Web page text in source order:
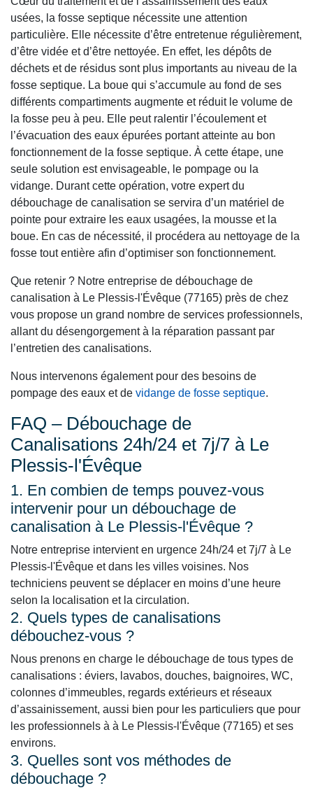
usées, la fosse septique nécessite une attention
particulière. Elle nécessite d’être entretenue régulièrement,
d’être vidée et d’être nettoyée. En effet, les dépôts de
déchets et de résidus sont plus importants au niveau de la
fosse septique. La boue qui s’accumule au fond de ses
différents compartiments augmente et réduit le volume de
la fosse peu à peu. Elle peut ralentir l’écoulement et
l’évacuation des eaux épurées portant atteinte au bon
fonctionnement de la fosse septique. À cette étape, une
seule solution est envisageable, le pompage ou la
vidange. Durant cette opération, votre expert du
débouchage de canalisation se servira d’un matériel de
pointe pour extraire les eaux usagées, la mousse et la
boue. En cas de nécessité, il procédera au nettoyage de la
fosse tout entière afin d’optimiser son fonctionnement.
Que retenir ? Notre entreprise de débouchage de
canalisation à Le Plessis-l'Évêque (77165) près de chez
vous propose un grand nombre de services professionnels,
allant du désengorgement à la réparation passant par
l’entretien des canalisations.
Nous intervenons également pour des besoins de
pompage des eaux et de vidange de fosse septique.
FAQ – Débouchage de
Canalisations 24h/24 et 7j/7 à Le
Plessis-l'Évêque
1. En combien de temps pouvez-vous
intervenir pour un débouchage de
canalisation à Le Plessis-l'Évêque ?
Notre entreprise intervient en urgence 24h/24 et 7j/7 à Le
Plessis-l'Évêque et dans les villes voisines. Nos
techniciens peuvent se déplacer en moins d’une heure
selon la localisation et la circulation.
2. Quels types de canalisations
débouchez-vous ?
Nous prenons en charge le débouchage de tous types de
canalisations : éviers, lavabos, douches, baignoires, WC,
colonnes d’immeubles, regards extérieurs et réseaux
d’assainissement, aussi bien pour les particuliers que pour
les professionnels à à Le Plessis-l'Évêque (77165) et ses
environs.
3. Quelles sont vos méthodes de
débouchage ?